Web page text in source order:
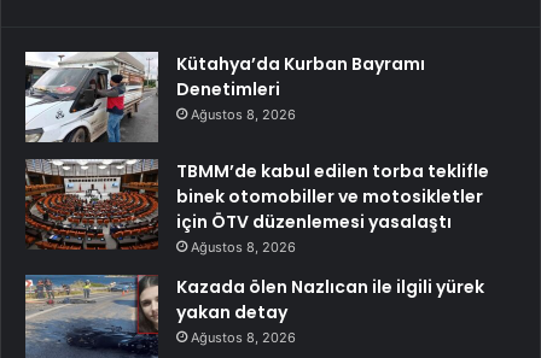
Kütahya’da Kurban Bayramı
Denetimleri
Ağustos 8, 2026
TBMM’de kabul edilen torba teklifle
binek otomobiller ve motosikletler
için ÖTV düzenlemesi yasalaştı
Ağustos 8, 2026
Kazada ölen Nazlıcan ile ilgili yürek
yakan detay
Ağustos 8, 2026